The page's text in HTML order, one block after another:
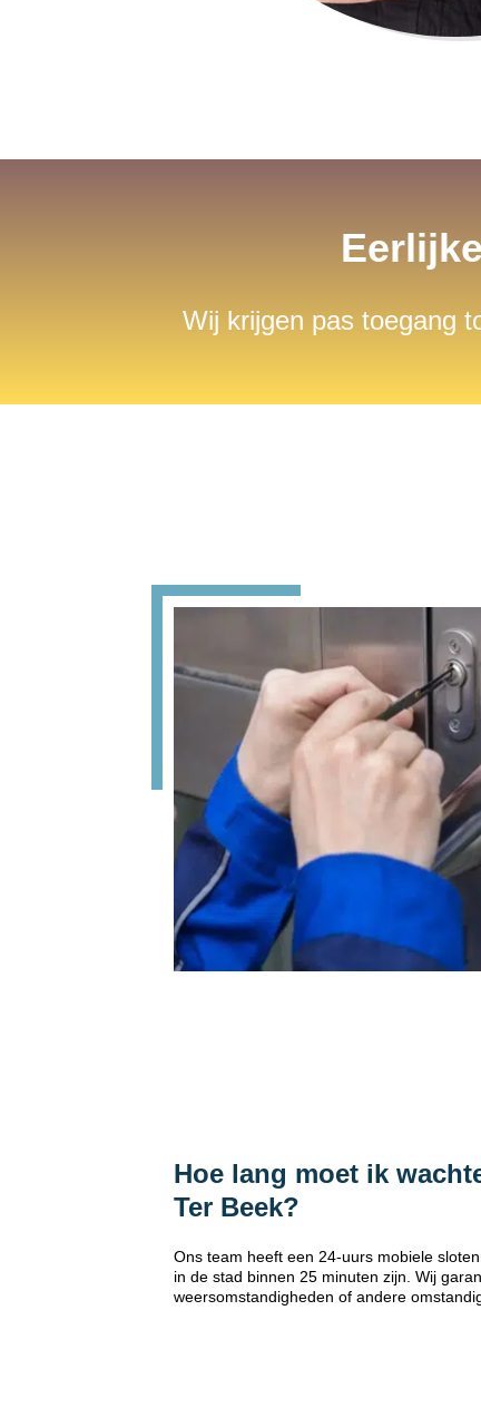
Wij krijgen pas toegang
Hoe lang moet ik
Ter Beek?
Ons team heeft een 24-uurs mobiele
in de stad binnen 25 minuten zijn. Wij
weersomstandigheden of andere